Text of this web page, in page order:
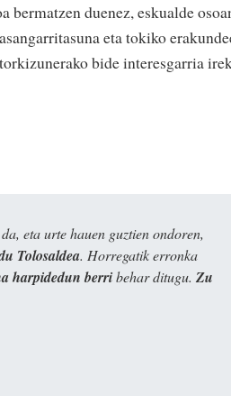
bermatzen duenez, eskualde
eta tokiko
bide interesgarria
eta urte hauen guztien ondoren,
Tolosaldea. Horregatik erronka
harpidedun berribehar ditugu. Zu